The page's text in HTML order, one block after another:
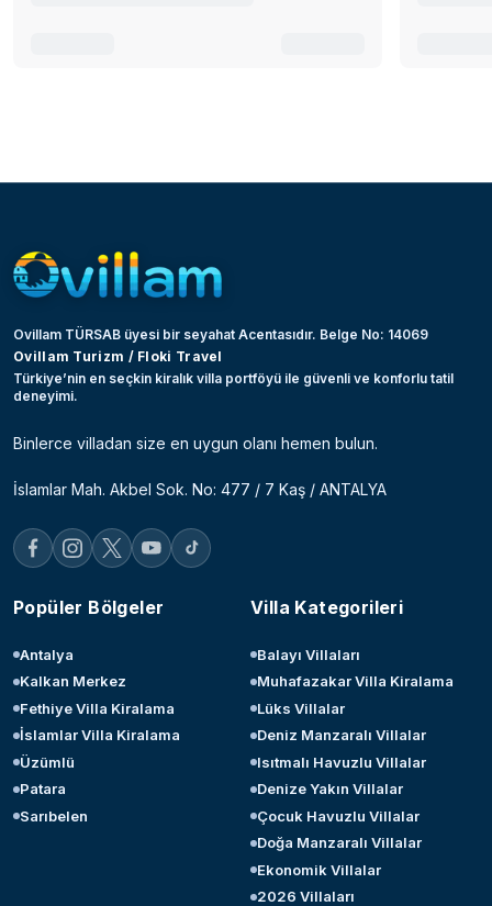
Ovillam TÜRSAB üyesi bir seyahat Acentasıdır. Belge No: 14069
Ovillam Turizm / Floki Travel
Türkiye’nin en seçkin kiralık villa portföyü ile güvenli ve konforlu tatil
deneyimi.
Binlerce villadan size en uygun olanı hemen bulun.
İslamlar Mah. Akbel Sok. No: 477 / 7 Kaş / ANTALYA
Popüler Bölgeler
Antalya
Kalkan Merkez
Fethiye Villa Kiralama
İslamlar Villa Kiralama
Üzümlü
Patara
Sarıbelen
Villa Kategorileri
Balayı Villaları
Muhafazakar Villa Kiralama
Lüks Villalar
Deniz Manzaralı Villalar
Isıtmalı Havuzlu Villalar
Denize Yakın Villalar
Çocuk Havuzlu Villalar
Doğa Manzaralı Villalar
Ekonomik Villalar
2026 Villaları